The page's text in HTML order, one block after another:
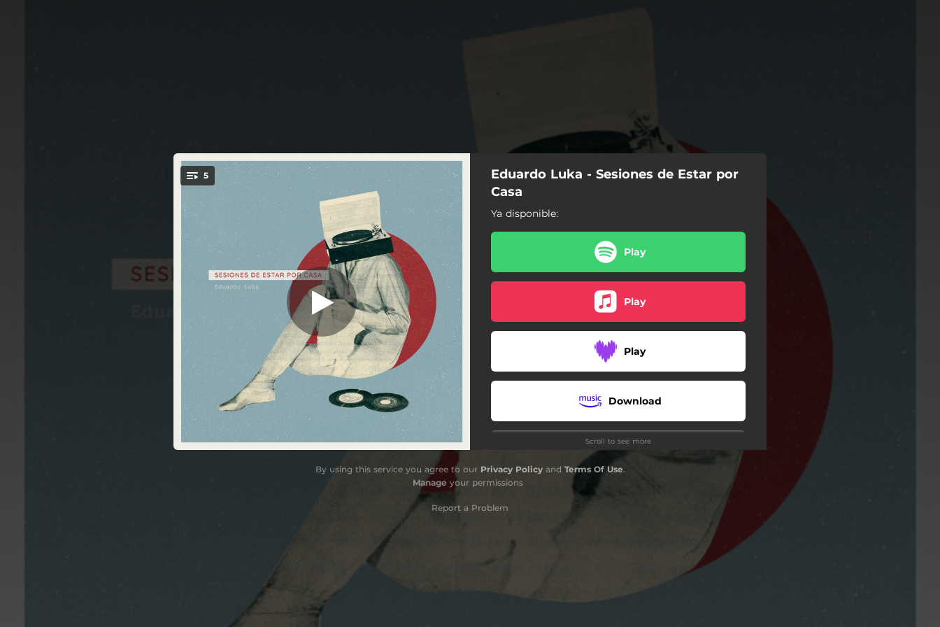
You're all set!
5 Ansiedad
Ansiedad
02:14
Ayer la Vi - Versión Alternativa
04:43
Razones - Versión Alternativa
04:16
Tú y Yo - Versión Alternativa
Luz
Eduardo Luka - Sesiones de Estar por
Casa
Ya disponible:
Play
Play
Play
Download
Play
Scroll to see more
By using this service you agree to our Privacy Policyand Terms Of Use.
Manage your permissions
Report a Problem